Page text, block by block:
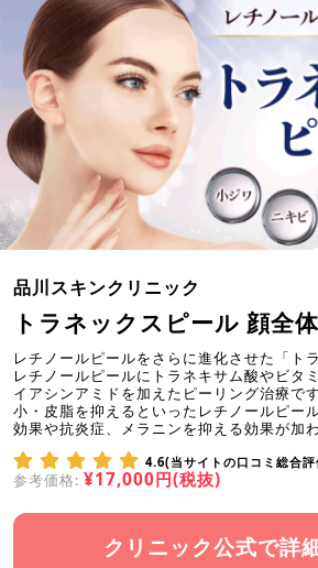
品川スキンクリニック
トラネックスピール 顔全
レチノールピールをさらに進化させた「ト
レチノールピールにトラネキサム酸やビタ
イアシンアミドを加えたピーリング治療で
小・皮脂を抑えるといったレチノールピー
効果や抗炎症、メラニンを抑える効果が加
4.6(当サイトの口コミ総合
参考価格: ¥17,000円(税抜)
クリニック公式で詳